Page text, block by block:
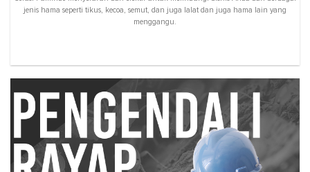
jenis hama seperti tikus, kecoa, semut, dan juga lalat dan juga hama lain yang
menggangu.